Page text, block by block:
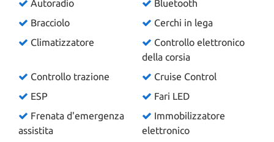
Autoradio
Bluetooth
Bracciolo
Cerchi in lega
Climatizzatore
Controllo elettronico
della corsia
Controllo trazione
Cruise Control
ESP
Fari LED
Frenata d'emergenza
assistita
Immobilizzatore
elettronico